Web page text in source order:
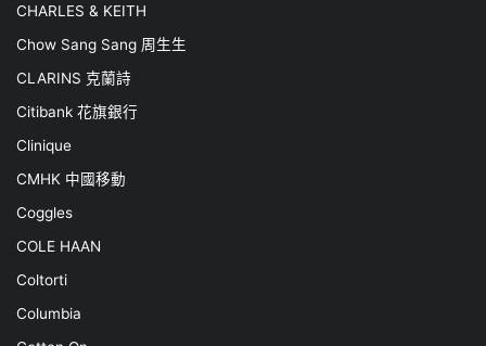
CHARLES & KEITH
Chow Sang Sang 周生生
CLARINS 克蘭詩
Citibank 花旗銀行
Clinique
CMHK 中國移動
Coggles
COLE HAAN
Coltorti
Columbia